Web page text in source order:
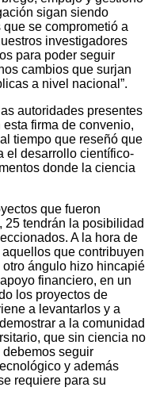
sigan siendo
que se comprometió a
investigadores
para poder seguir
cambios que surjan
a nivel nacional”.
autoridades presentes
firma de convenio,
tiempo que reseñó que
el desarrollo científico-
donde la ciencia
que fueron
25 tendrán la posibilidad
A la hora de
que contribuyen
ángulo hizo hincapié
financiero, en un
los proyectos de
a levantarlos y a
a la comunidad
que sin ciencia no
seguir
y además
requiere para su